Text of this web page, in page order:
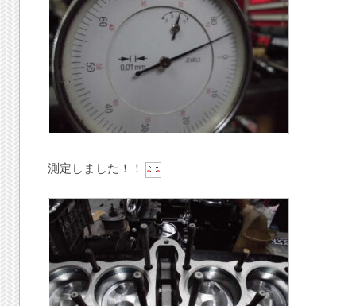
測定しました！！